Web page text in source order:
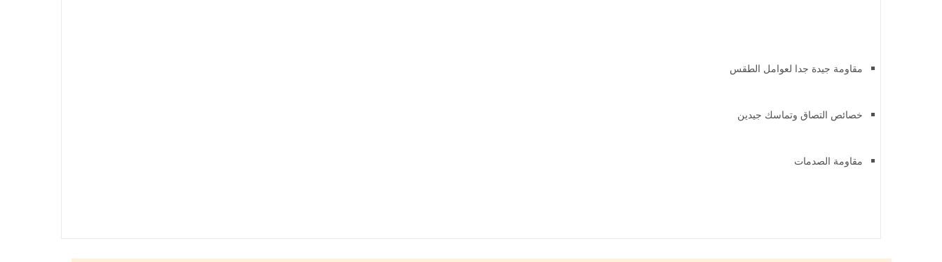
مقاومة جيدة جدا لعوامل الطقس
خصائص التصاق وتماسك جيدين
مقاومة الصدمات